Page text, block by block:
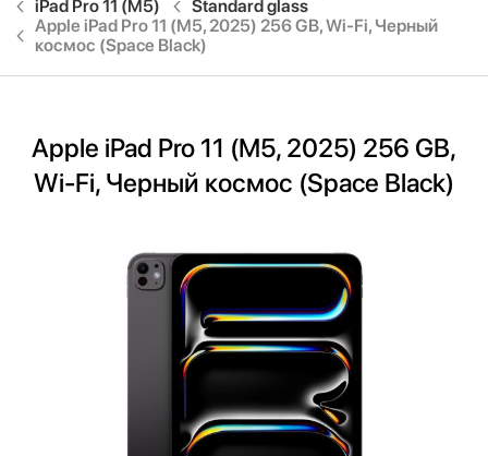
iPad Pro 11 (M5)
Standard glass
Apple iPad Pro 11 (M5, 2025) 256 GB, Wi-Fi, Черный
космос (Space Black)
Apple iPad Pro 11 (M5, 2025) 256 GB,
Wi-Fi, Черный космос (Space Black)